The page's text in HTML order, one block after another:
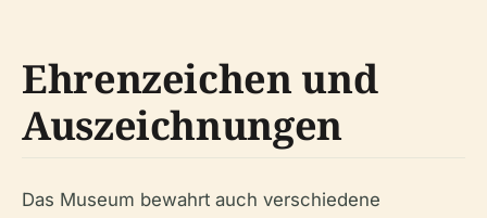
Ehrenzeichen und
Auszeichnungen
Das Museum bewahrt auch verschiedene